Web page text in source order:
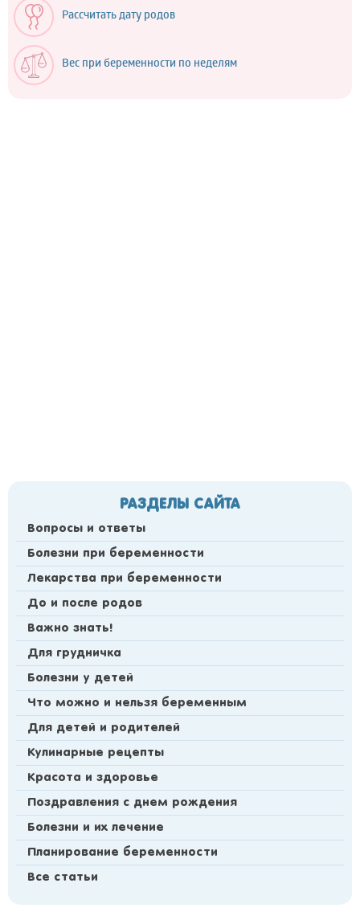
Рассчитать дату родов
Вес при беременности по неделям
РАЗДЕЛЫ САЙТА
Вопросы и ответы
Болезни при беременности
Лекарства при беременности
До и после родов
Важно знать!
Для грудничка
Болезни у детей
Что можно и нельзя беременным
Для детей и родителей
Кулинарные рецепты
Красота и здоровье
Поздравления с днем рождения
Болезни и их лечение
Планирование беременности
Все статьи